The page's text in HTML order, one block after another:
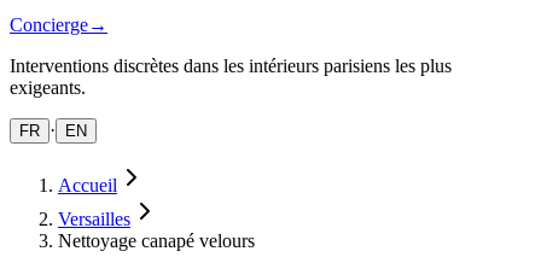
Concierge→
Interventions discrètes dans les intérieurs parisiens les plus
exigeants.
FR · EN
Accueil
Versailles
Nettoyage canapé velours